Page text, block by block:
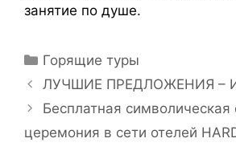
занятие по душе.
Горящие туры
ЛУЧШИЕ ПРЕДЛОЖЕНИЯ –
Бесплатная символическая
церемония в сети отелей